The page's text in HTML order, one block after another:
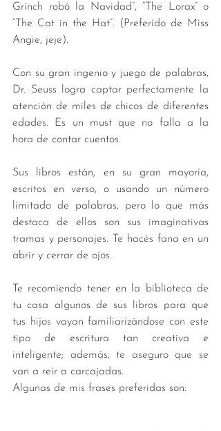
Grinch robó la Navidad”, “The Lorax” o
“The Cat in the Hat”. (Preferido de Miss
Angie, jeje).
Con su gran ingenio y juego de palabras,
Dr. Seuss logra captar perfectamente la
atención de miles de chicos de diferentes
edades. Es un must que no falla a la
hora de contar cuentos.
Sus libros están, en su gran mayoría,
escritos en verso, o usando un número
limitado de palabras, pero lo que más
destaca de ellos son sus imaginativas
tramas y personajes. Te hacés fana en un
abrir y cerrar de ojos.
Te recomiendo tener en la biblioteca de
tu casa algunos de sus libros para que
tus hijos vayan familiarizándose con este
tipo de escritura tan creativa e
inteligente; además, te aseguro que se
van a reír a carcajadas.
Algunas de mis frases preferidas son: